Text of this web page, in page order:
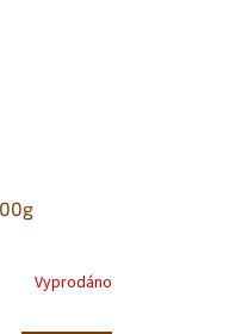
Vyprodáno